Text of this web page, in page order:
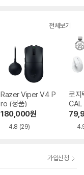
전체보기
Razer Viper V4 P
ro (정품)
180,000원
4.8 (29)
로지
CAL
가입신청